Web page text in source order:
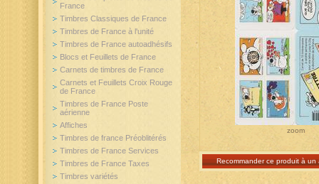
zoom
Recommander ce produit à un
France
Timbres Classiques de France
Timbres de France à l'unité
Timbres de France autoadhésifs
Blocs et Feuillets de France
Carnets de timbres de France
Carnets et Feuillets Croix Rouge
de France
Timbres de France Poste
aérienne
Affiches
Timbres de france Préoblitérés
Timbres de France Services
Timbres de France Taxes
Timbres variétés